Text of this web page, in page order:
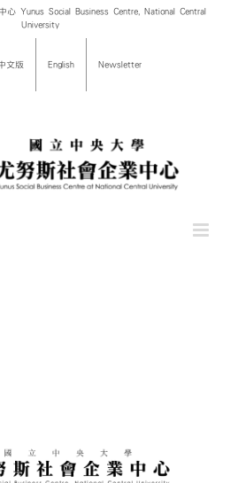
Yunus Social Business Centre, National Central
University
文版 English Newsletter